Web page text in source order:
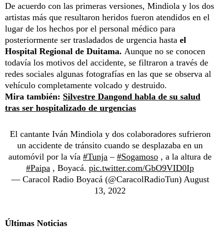
De acuerdo con las primeras versiones, Mindiola y los dos
artistas más que resultaron heridos fueron atendidos en el
lugar de los hechos por el personal médico para
posteriormente ser trasladados de urgencia hasta el
Hospital Regional de Duitama. Aunque no se conocen
todavía los motivos del accidente, se filtraron a través de
redes sociales algunas fotografías en las que se observa al
vehículo completamente volcado y destruido.
Mira también: Silvestre Dangond habla de su salud
tras ser hospitalizado de urgencias
El cantante Iván Mindiola y dos colaboradores sufrieron
un accidente de tránsito cuando se desplazaba en un
automóvil por la vía #Tunja – #Sogamoso , a la altura de
#Paipa , Boyacá. pic.twitter.com/GbO9VID0Ip
— Caracol Radio Boyacá (@CaracolRadioTun) August
13, 2022
Últimas Noticias